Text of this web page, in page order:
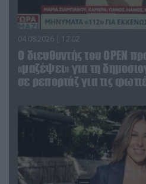
04.08.2026 | 12:02
O διευθυντής του OPEN
«μαζέψει» για τη
σε ρεπορτάζ για τις